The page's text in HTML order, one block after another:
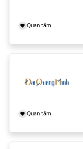
Quan tâm
Quan tâm